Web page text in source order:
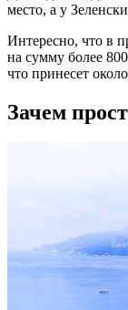
место, а у
Интересно, что в
на сумму более
что принесет
Зачем